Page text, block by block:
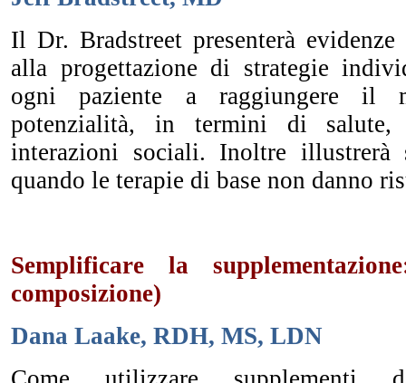
Il Dr. Bradstreet presenterà
alla progettazione di strategie
ogni paziente a raggiungere il
potenzialità, in termini di salute,
interazioni sociali. Inoltre illustrerà
quando le terapie di base non danno
Semplificare la
composizione)
Dana Laake, RDH, MS, LDN